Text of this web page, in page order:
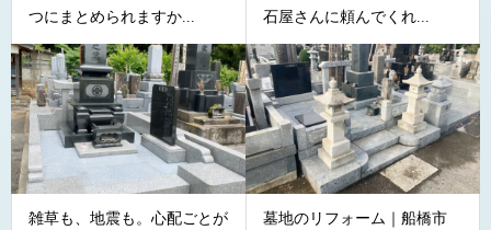
つにまとめられますか...
石屋さんに頼んでくれ...
雑草も、地震も。心配ごとが
墓地のリフォーム｜船橋市